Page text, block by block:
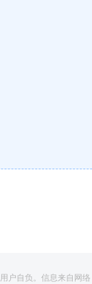
户自负。信息来自网络